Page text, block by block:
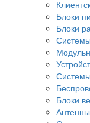
Блоки
Блоки
Блоки
Антенны